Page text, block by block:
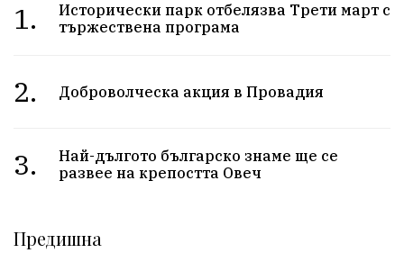
1.
Исторически парк отбелязва Трети март с
тържествена програма
2. Доброволческа акция в Провадия
3.
Най-дългото българско знаме ще се
развее на крепостта Овеч
Предишна